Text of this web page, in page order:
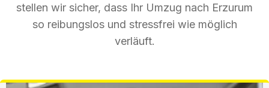
stellen wir sicher, dass Ihr Umzug nach Erzurum
so reibungslos und stressfrei wie möglich
verläuft.